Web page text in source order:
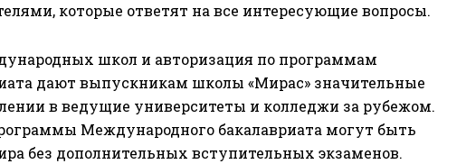
которые ответят на все интересующие вопросы.
школ и авторизация по программам
дают выпускникам школы «Мирас» значительные
в ведущие университеты и колледжи за рубежом.
Международного бакалавриата могут быть
без дополнительных вступительных экзаменов.